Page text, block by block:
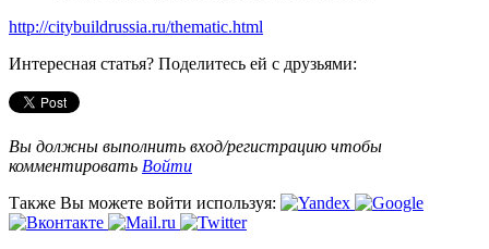
http://citybuildrussia.ru/thematic.html
Интересная статья? Поделитесь ей с друзьями:
Вы должны выполнить вход/регистрацию чтобы
комментировать Войти
Также Вы можете войти используя: